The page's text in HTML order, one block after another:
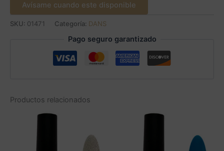
Avísame cuando este disponible
SKU: 01471 Categoría: DANS
Pago seguro garantizado
Productos relacionados